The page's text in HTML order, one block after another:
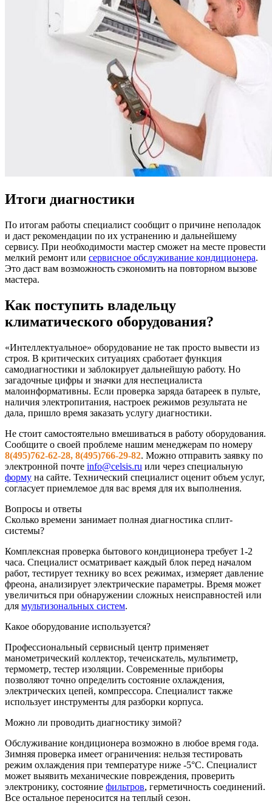
Итоги диагностики
По итогам работы специалист сообщит о причине неполадок
и даст рекомендации по их устранению и дальнейшему
сервису. При необходимости мастер сможет на месте провести
мелкий ремонт или сервисное обслуживание кондиционера.
Это даст вам возможность сэкономить на повторном вызове
мастера.
Как поступить владельцу
климатического оборудования?
«Интеллектуальное» оборудование не так просто вывести из
строя. В критических ситуациях сработает функция
самодиагностики и заблокирует дальнейшую работу. Но
загадочные цифры и значки для неспециалиста
малоинформативны. Если проверка заряда батареек в пульте,
наличия электропитания, настроек режимов результата не
дала, пришло время заказать услугу диагностики.
Не стоит самостоятельно вмешиваться в работу оборудования.
Сообщите о своей проблеме нашим менеджерам по номеру
8(495)762-62-28, 8(495)766-29-82. Можно отправить заявку по
электронной почте info@celsis.ru или через специальную
форму на сайте. Технический специалист оценит объем услуг,
согласует приемлемое для вас время для их выполнения.
Вопросы и ответы
Сколько времени занимает полная диагностика сплит-
системы?
Комплексная проверка бытового кондиционера требует 1-2
часа. Специалист осматривает каждый блок перед началом
работ, тестирует технику во всех режимах, измеряет давление
фреона, анализирует электрические параметры. Время может
увеличиться при обнаружении сложных неисправностей или
для мультизональных систем.
Какое оборудование используется?
Профессиональный сервисный центр применяет
манометрический коллектор, течеискатель, мультиметр,
термометр, тестер изоляции. Современные приборы
позволяют точно определить состояние охлаждения,
электрических цепей, компрессора. Специалист также
использует инструменты для разборки корпуса.
Можно ли проводить диагностику зимой?
Обслуживание кондиционера возможно в любое время года.
Зимняя проверка имеет ограничения: нельзя тестировать
режим охлаждения при температуре ниже -5°C. Специалист
может выявить механические повреждения, проверить
электронику, состояние фильтров, герметичность соединений.
Все остальное переносится на теплый сезон.